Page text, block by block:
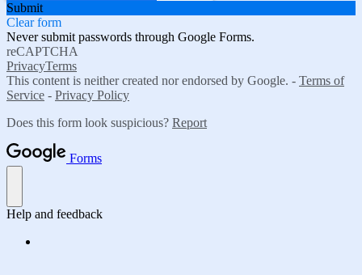
Submit
Clear form
Never submit passwords through Google Forms.
reCAPTCHA
PrivacyTerms
This content is neither created nor endorsed by Google. - Terms of
Service - Privacy Policy
Does this form look suspicious? Report
Forms
Help and feedback